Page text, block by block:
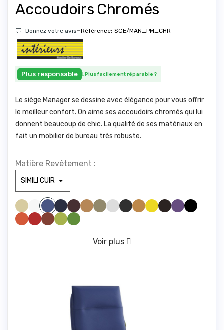
Accoudoirs Chromés
Donnez votre avis-Référence: SGE/MAN_PM_CHR
Plus responsable Plus facilement réparable ?
Le siège Manager se dessine avec élégance pour vous offrir
le meilleur confort. On aime ses accoudoirs chromés qui lui
donnent beaucoup de chic. La qualité de ses matériaux en
fait un mobilier de bureau très robuste.
Matière Revêtement :
SIMILI BEIGE 830SIMILI BLANC 100SIMILI BLEU CLAIR 285 SIMILI BLEU FONCE1211
SIMILI BORDEAUX 1721 SIMILI CAMEL 1846 SIMILI GREGE 1842SIMILI GRIS CLAIR1940
SIMILI GRIS FONCE 961 SIMILI JAUNE 446 SIMILI JAUNE 475 SIMILISIMILI MAUVE 328
SIMILI ORANGE 1794SIMILI ROUGE 1783SIMILI ROUILLE 775SIMILI VERT ANIS 1611SIMILI VERT FORET 673
VERT D'EAU 416
Voir plus